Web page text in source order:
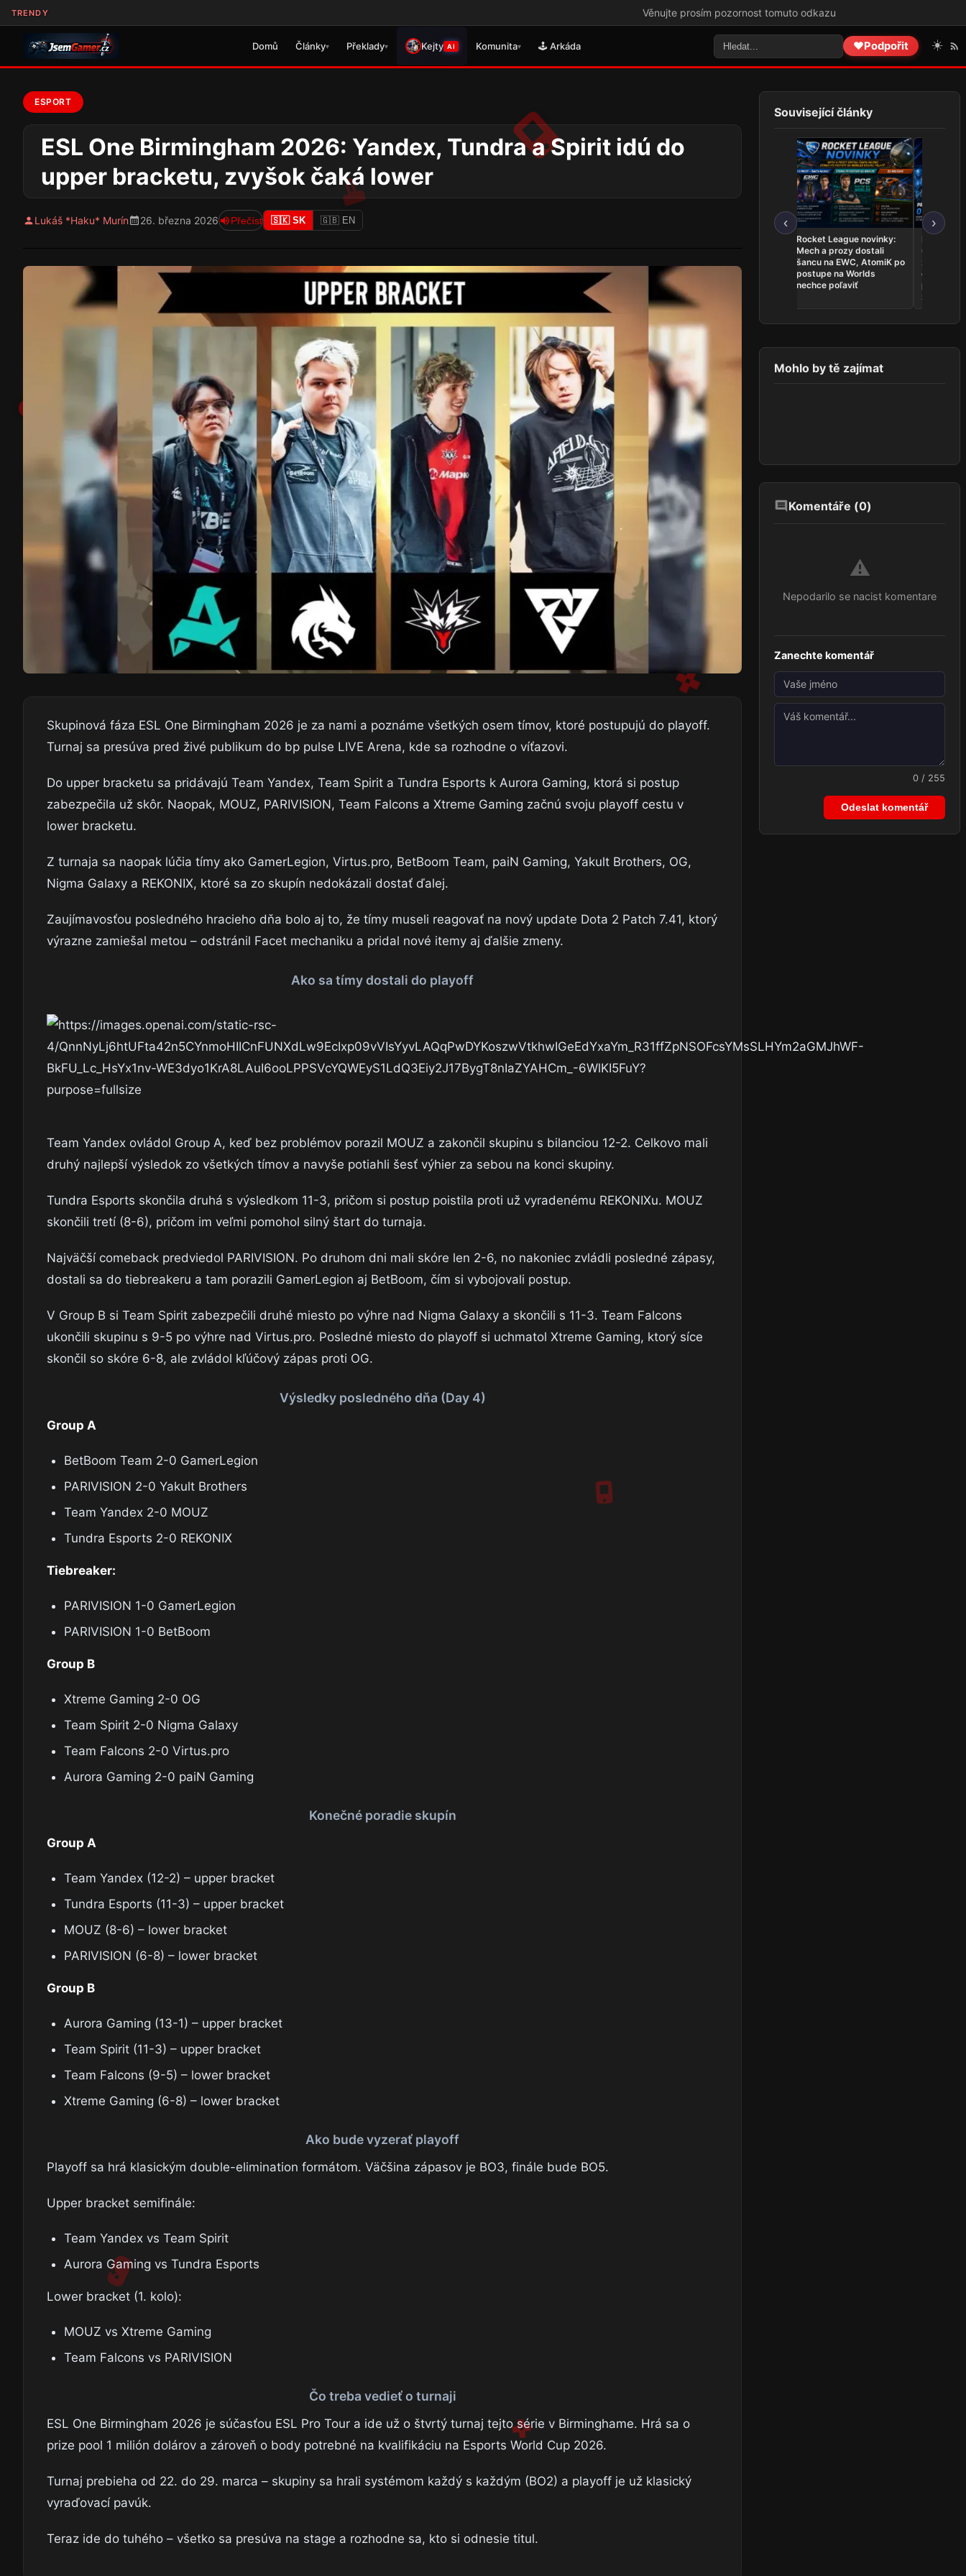
TRENDY Věnujte prosím pozornost tomuto odkazu
Domů Články▾ Překlady▾ Kejty AI Komunita▾ 🕹️ Arkáda ❤️Podpořit ☀️
ESPORT
ESL One Birmingham 2026: Yandex, Tundra a Spirit idú do
upper bracketu, zvyšok čaká lower
Lukáš *Haku* Murín 26. března 2026 Přečíst 🇸🇰 SK 🇬🇧 EN
Skupinová fáza ESL One Birmingham 2026 je za nami a poznáme všetkých osem tímov, ktoré postupujú do playoff.
Turnaj sa presúva pred živé publikum do bp pulse LIVE Arena, kde sa rozhodne o víťazovi.
Do upper bracketu sa pridávajú Team Yandex, Team Spirit a Tundra Esports k Aurora Gaming, ktorá si postup
zabezpečila už skôr. Naopak, MOUZ, PARIVISION, Team Falcons a Xtreme Gaming začnú svoju playoff cestu v
lower bracketu.
Z turnaja sa naopak lúčia tímy ako GamerLegion, Virtus.pro, BetBoom Team, paiN Gaming, Yakult Brothers, OG,
Nigma Galaxy a REKONIX, ktoré sa zo skupín nedokázali dostať ďalej.
Zaujímavosťou posledného hracieho dňa bolo aj to, že tímy museli reagovať na nový update Dota 2 Patch 7.41, ktorý
výrazne zamiešal metou – odstránil Facet mechaniku a pridal nové itemy aj ďalšie zmeny.
Ako sa tímy dostali do playoff
Team Yandex ovládol Group A, keď bez problémov porazil MOUZ a zakončil skupinu s bilanciou 12-2. Celkovo mali
druhý najlepší výsledok zo všetkých tímov a navyše potiahli šesť výhier za sebou na konci skupiny.
Tundra Esports skončila druhá s výsledkom 11-3, pričom si postup poistila proti už vyradenému REKONIXu. MOUZ
skončili tretí (8-6), pričom im veľmi pomohol silný štart do turnaja.
Najväčší comeback predviedol PARIVISION. Po druhom dni mali skóre len 2-6, no nakoniec zvládli posledné zápasy,
dostali sa do tiebreakeru a tam porazili GamerLegion aj BetBoom, čím si vybojovali postup.
V Group B si Team Spirit zabezpečili druhé miesto po výhre nad Nigma Galaxy a skončili s 11-3. Team Falcons
ukončili skupinu s 9-5 po výhre nad Virtus.pro. Posledné miesto do playoff si uchmatol Xtreme Gaming, ktorý síce
skončil so skóre 6-8, ale zvládol kľúčový zápas proti OG.
Výsledky posledného dňa (Day 4)
Group A
BetBoom Team 2-0 GamerLegion
PARIVISION 2-0 Yakult Brothers
Team Yandex 2-0 MOUZ
Tundra Esports 2-0 REKONIX
Tiebreaker:
PARIVISION 1-0 GamerLegion
PARIVISION 1-0 BetBoom
Group B
Xtreme Gaming 2-0 OG
Team Spirit 2-0 Nigma Galaxy
Team Falcons 2-0 Virtus.pro
Aurora Gaming 2-0 paiN Gaming
Konečné poradie skupín
Group A
Team Yandex (12-2) – upper bracket
Tundra Esports (11-3) – upper bracket
MOUZ (8-6) – lower bracket
PARIVISION (6-8) – lower bracket
Group B
Aurora Gaming (13-1) – upper bracket
Team Spirit (11-3) – upper bracket
Team Falcons (9-5) – lower bracket
Xtreme Gaming (6-8) – lower bracket
Ako bude vyzerať playoff
Playoff sa hrá klasickým double-elimination formátom. Väčšina zápasov je BO3, finále bude BO5.
Upper bracket semifinále:
Team Yandex vs Team Spirit
Aurora Gaming vs Tundra Esports
Lower bracket (1. kolo):
MOUZ vs Xtreme Gaming
Team Falcons vs PARIVISION
Čo treba vedieť o turnaji
ESL One Birmingham 2026 je súčasťou ESL Pro Tour a ide už o štvrtý turnaj tejto série v Birminghame. Hrá sa o
prize pool 1 milión dolárov a zároveň o body potrebné na kvalifikáciu na Esports World Cup 2026.
Turnaj prebieha od 22. do 29. marca – skupiny sa hrali systémom každý s každým (BO2) a playoff je už klasický
vyraďovací pavúk.
Teraz ide do tuhého – všetko sa presúva na stage a rozhodne sa, kto si odnesie titul.
Související články
‹
Dardoch sa vracia a
BoostGate dlhuje hráčom
Rocket League novinky:
Mech a prozy dostali
šancu na EWC, AtomiK po
postupe na Worlds
nechce poľaviť
udalosti
zahrá o
ovládli
predstavil
zostavu
›
Mohlo by tě zajímat
Komentáře (0)
⚠️
Nepodarilo se nacist komentare
Zanechte komentář
0 / 255
Odeslat komentář